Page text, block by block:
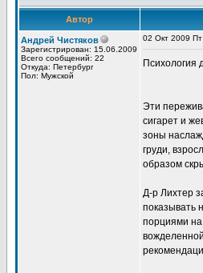
Автор
Андрей Чистяков
Зарегистрирован: 15.06.2009
Всего сообщений: 22
Откуда: Петербург
Пол: Мужской
02 Окт 2009
Психология
Эти
сигарет и
зоны
груди,
образом
Д-р Лихтер
показывать
порциями на